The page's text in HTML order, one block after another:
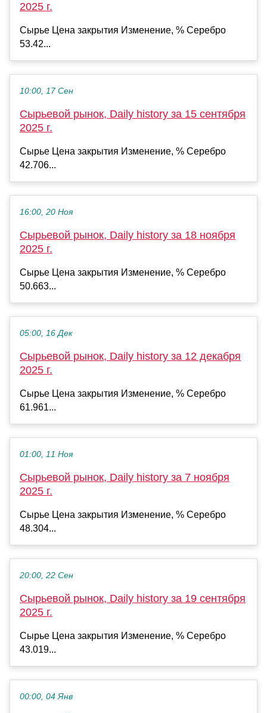
2025 г.
Сырье Цена закрытия Изменение, % Серебро
53.42...
10:00, 17 Сен
Сырьевой рынок, Daily history за 15 сентября
2025 г.
Сырье Цена закрытия Изменение, % Серебро
42.706...
16:00, 20 Ноя
Сырьевой рынок, Daily history за 18 ноября
2025 г.
Сырье Цена закрытия Изменение, % Серебро
50.663...
05:00, 16 Дек
Сырьевой рынок, Daily history за 12 декабря
2025 г.
Сырье Цена закрытия Изменение, % Серебро
61.961...
01:00, 11 Ноя
Сырьевой рынок, Daily history за 7 ноября
2025 г.
Сырье Цена закрытия Изменение, % Серебро
48.304...
20:00, 22 Сен
Сырьевой рынок, Daily history за 19 сентября
2025 г.
Сырье Цена закрытия Изменение, % Серебро
43.019...
00:00, 04 Янв